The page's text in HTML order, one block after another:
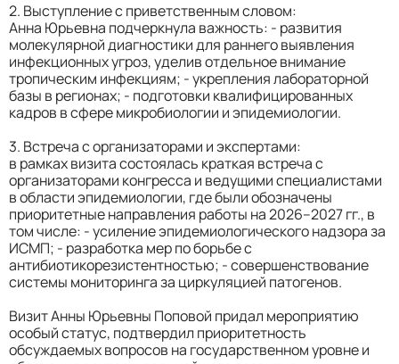
2. Выступление с приветственным словом:
Анна Юрьевна подчеркнула важность: - развития
молекулярной диагностики для раннего выявления
инфекционных угроз, уделив отдельное внимание
тропическим инфекциям; - укрепления лабораторной
базы в регионах; - подготовки квалифицированных
кадров в сфере микробиологии и эпидемиологии.
3. Встреча с организаторами и экспертами:
в рамках визита состоялась краткая встреча с
организаторами конгресса и ведущими специалистами
в области эпидемиологии, где были обозначены
приоритетные направления работы на 2026–2027 гг., в
том числе: - усиление эпидемиологического надзора за
ИСМП; - разработка мер по борьбе с
антибиотикорезистентностью; - совершенствование
системы мониторинга за циркуляцией патогенов.
Визит Анны Юрьевны Поповой придал мероприятию
особый статус, подтвердил приоритетность
обсуждаемых вопросов на государственном уровне и